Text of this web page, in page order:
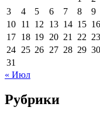
3
4 5 6 7 8
9
10 11 12 13 14 15 16
17 18 19 20 21 22 23
24 25 26 27 28 29 30
31
« Июл
Рубрики